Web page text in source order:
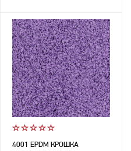
4001 EPDM КРОШКА